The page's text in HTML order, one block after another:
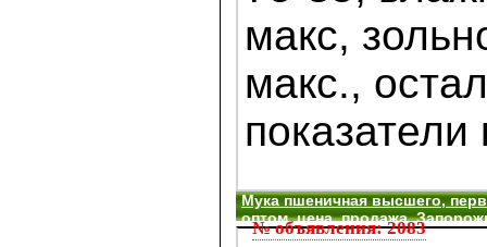
макс,
макс.,
показатели
№ объявления: 2083
Мука пшеничная высшего,
оптом, цена, продажа,